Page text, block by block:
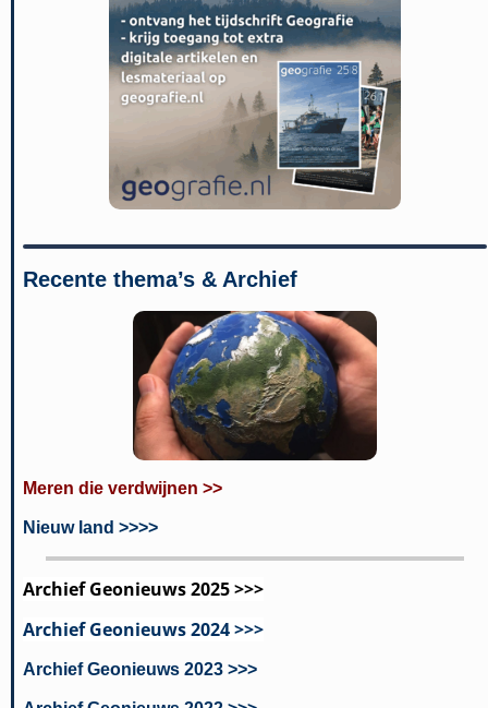
Recente thema’s & Archief
Meren die verdwijnen >>
Nieuw land >>>>
Archief Geonieuws 2025 >>>
Archief Geonieuws 2024 >>>
Archief Geonieuws 2023 >>>